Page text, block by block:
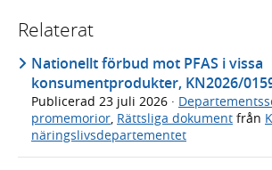
Relaterat
Nationellt förbud mot PFAS i vissa
konsumentprodukter, KN2026/
Publicerad 23 juli 2026 ·
promemorior, Rättsliga dokument från
näringslivsdepartementet